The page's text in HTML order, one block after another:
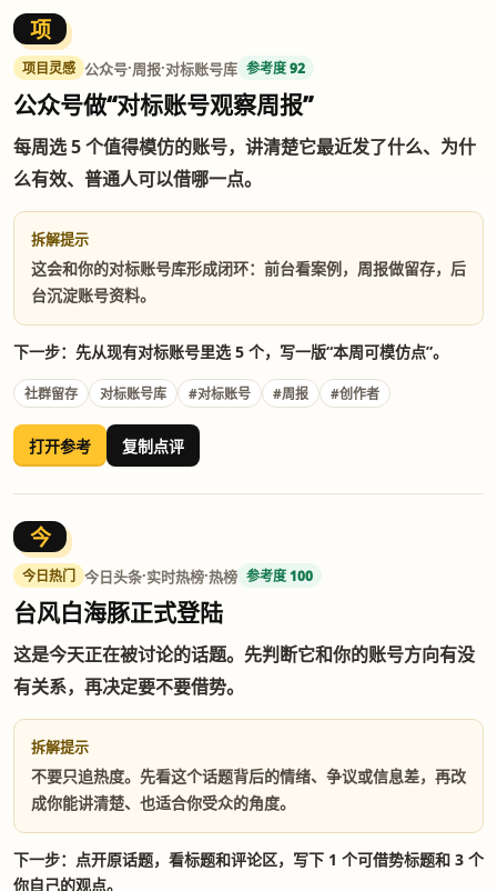
项
项目灵感 公众号·周报·对标账号库 参考度 92
公众号做“对标账号观察周报”
每周选 5 个值得模仿的账号，讲清楚它最近发了什么、为什
么有效、普通人可以借哪一点。
拆解提示
这会和你的对标账号库形成闭环：前台看案例，周报做留存，后
台沉淀账号资料。
下一步：先从现有对标账号里选 5 个，写一版“本周可模仿点”。
社群留存 对标账号库 #对标账号 #周报 #创作者
打开参考 复制点评
今
今日热门 今日头条·实时热榜·热榜 参考度 100
台风白海豚正式登陆
这是今天正在被讨论的话题。先判断它和你的账号方向有没
有关系，再决定要不要借势。
拆解提示
不要只追热度。先看这个话题背后的情绪、争议或信息差，再改
成你能讲清楚、也适合你受众的角度。
下一步：点开原话题，看标题和评论区，写下 1 个可借势标题和 3 个
你自己的观点。